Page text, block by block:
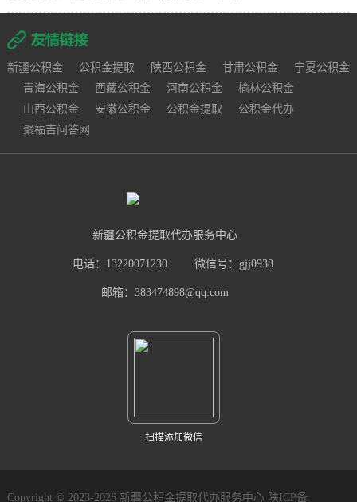
新疆公积金 公积金提取 陕西公积金 甘肃公积金
宁夏公积金
青海公积金
西藏公积金 河南公积金
榆林公积金
山西公积金
安徽公积金 公积金提取
公积金代办
聚福吉问答网
新疆公积金提取代办服务中心
电话：13220071230 微信号：gjj0938
邮箱：383474898@qq.com
扫描添加微信
Copyright © 2023-2026 新疆公积金提取代办服务中心 陕ICP备